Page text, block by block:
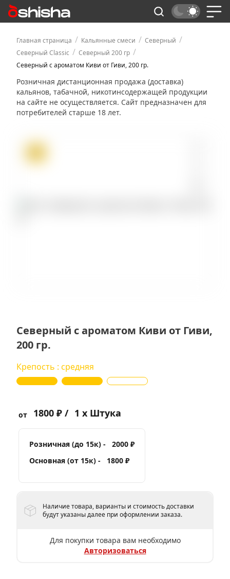
Главная страница / Кальянные смеси / Северный /
Северный Classic / Северный 200 гр /
Северный с ароматом Киви от Гиви, 200 гр.
Розничная дистанционная продажа (доставка)
кальянов, табачной, никотинсодержащей продукции
на сайте не осуществляется. Сайт предназначен для
потребителей старше 18 лет.
Северный с ароматом Киви от Гиви,
200 гр.
Крепость : средняя
от 1800 ₽ / 1 x Штука
Розничная (до 15к) -
2000 ₽
Основная (от 15к) -
1800 ₽
Наличие товара, варианты и стоимость доставки
будут указаны далее при оформлении заказа.
Для покупки товара вам необходимо
Авторизоваться